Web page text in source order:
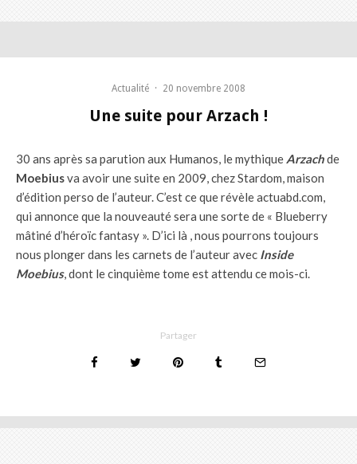
Actualité · 20 novembre 2008
Une suite pour Arzach !
30 ans après sa parution aux Humanos, le mythique Arzachde
Moebiusva avoir une suite en 2009, chez Stardom, maison
d’édition perso de l’auteur. C’est ce que révèle actuabd.com,
qui annonce que la nouveauté sera une sorte de « Blueberry
mâtiné d’héroïc fantasy ». D’ici là , nous pourrons toujours
nous plonger dans les carnets de l’auteur avec Inside
Moebius, dont le cinquième tome est attendu ce mois-ci.
Partager